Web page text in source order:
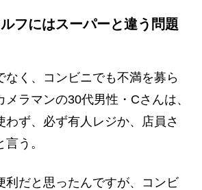
フにはスーパーと違う問題
く、コンビニでも不満を募ら
ラマンの30代男性・Cさんは、
わず、必ず有人レジか、店員さ
う。
利だと思ったんですが、コンビ